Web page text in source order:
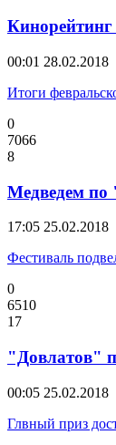
00:01 28.02.2018
Итоги
0
7066
8
Медведем
17:05 25.02.2018
Фестиваль
0
6510
17
"Довлатов"
00:05 25.02.2018
Глвный приз